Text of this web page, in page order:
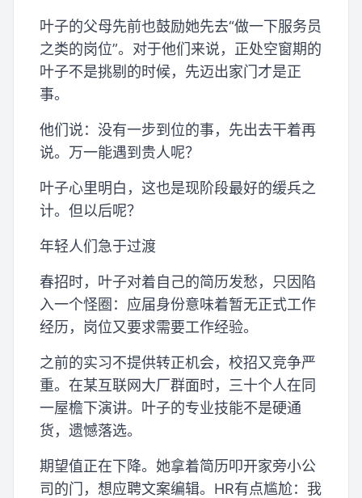
叶子的父母先前也鼓励她先去“做一下服务员
之类的岗位”。对于他们来说，正处空窗期的
叶子不是挑剔的时候，先迈出家门才是正
事。
他们说：没有一步到位的事，先出去干着再
说。万一能遇到贵人呢？
叶子心里明白，这也是现阶段最好的缓兵之
计。但以后呢？
年轻人们急于过渡
春招时，叶子对着自己的简历发愁，只因陷
入一个怪圈：应届身份意味着暂无正式工作
经历，岗位又要求需要工作经验。
之前的实习不提供转正机会，校招又竞争严
重。在某互联网大厂群面时，三十个人在同
一屋檐下演讲。叶子的专业技能不是硬通
货，遗憾落选。
期望值正在下降。她拿着简历叩开家旁小公
司的门，想应聘文案编辑。HR有点尴尬：我